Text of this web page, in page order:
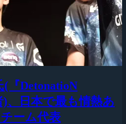
『DetonatioN
)、日本で最も情熱あ
ーム代表